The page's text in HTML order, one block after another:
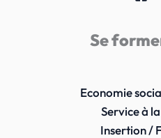
Se
Economie
Service à
Insertion /